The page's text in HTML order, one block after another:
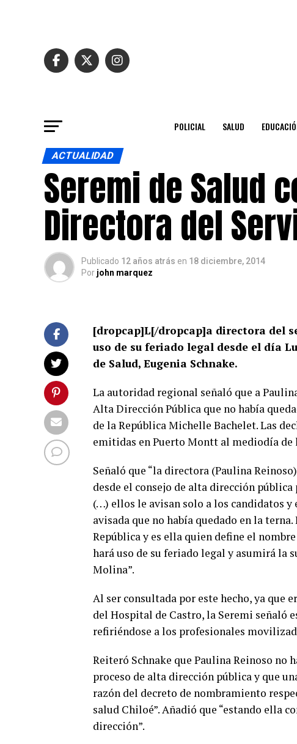
POLICIAL SALUD
ACTUALIDAD
Seremi de Salud
Directora del
Publicado 12 años atrás en 18 diciembre, 2014
Por john marquez
[dropcap]L[/dropcap]a directora del
uso de su feriado legal desde el día
de Salud, Eugenia Schnake.
La autoridad regional señaló que a
Alta Dirección Pública que no había
de la República Michelle Bachelet. Las
emitidas en Puerto Montt al mediodía de
Señaló que “la directora (Paulina
desde el consejo de alta dirección
(…) ellos le avisan solo a los candidatos y
avisada que no había quedado en la
República y es ella quien define el
hará uso de su feriado legal y asumirá la
Molina”.
Al ser consultada por este hecho, ya que
del Hospital de Castro, la Seremi señaló
refiriéndose a los profesionales
Reiteró Schnake que Paulina Reinoso no
proceso de alta dirección pública y que
razón del decreto de nombramiento
salud Chiloé”. Añadió que “estando ella
dirección”.